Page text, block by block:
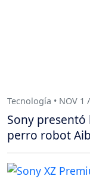
Tecnología • NOV 1
Sony presentó
perro robot